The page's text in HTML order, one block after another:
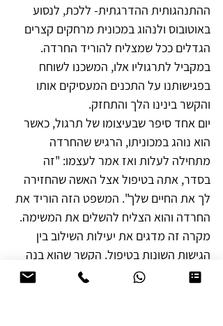
ההתנהגותית ההדרגתית- ללכת, לנסוע
באוטובוס ולנהוג במכונית מרחקים קצרים
הגדלים ככל שמצליח להוריד החרדה.
במקביל לתרגוליו אלו, המשכנו לשוחח
בפגישותנו על התכנים המעסיקים אותו
והקשר בינינו הלך והתחזק.
יום אחד סיפר שבעיצומו של תרגול, כאשר
הוא נוהג במכוניתו, הרגיש שהחרדה
מתחילה לעלות ואז אמר לעצמו: "זה
בסדר, אתה בטיפול אצל האשה שהחזירה
לך את החיים שלך". המשפט הזה הוריד את
החרדה והוא הצליח להשלים את המשימה.
מקרה זה מדגים את יעילות השילוב בין
הגישות השונות בטיפול. הקשר שהוא בנה
עמי התחזק בשיחותנו על הדברים האישיים